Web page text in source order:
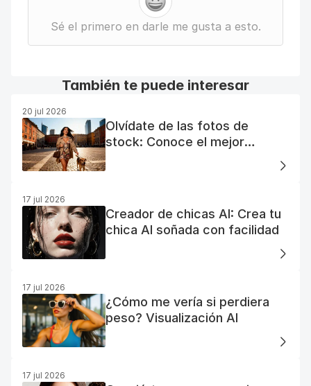
Sé el primero en darle me gusta a esto.
También te puede interesar
20 jul 2026
Olvídate de las fotos de
stock: Conoce el mejor
generador de fotos AI gratuito
17 jul 2026
Creador de chicas AI: Crea tu
chica AI soñada con facilidad
17 jul 2026
¿Cómo me vería si perdiera
peso? Visualización AI
17 jul 2026